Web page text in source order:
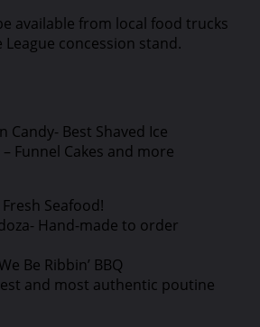
available from local food trucks
concession stand.
Candy- Best Shaved Ice
– Funnel Cakes and more
Seafood!
Hand-made to order
Be Ribbin’ BBQ
and most authentic poutine